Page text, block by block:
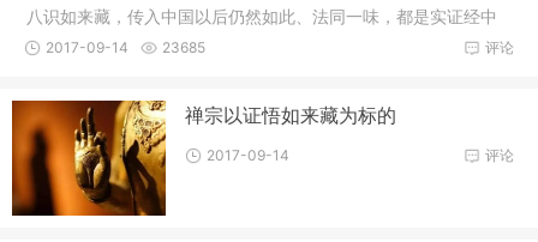
八识如来藏，传入中国以后仍然如此、法同一味，都是实证经中
所说的法
评论
2017-09-14 23685
禅宗以证悟如来藏为标的
评论
2017-09-14